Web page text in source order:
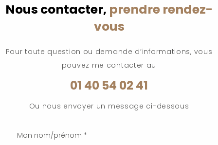
Nous contacter, prendre rendez-
vous
Pour toute question ou demande d’informations, vous
pouvez me contacter au
01 40 54 02 41
Ou nous envoyer un message ci-dessous